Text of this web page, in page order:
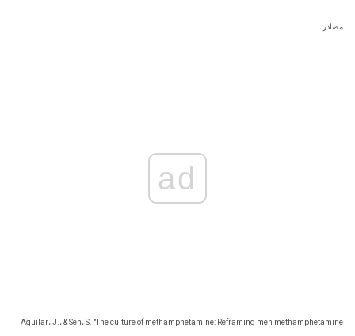
مصادر:
ad
Aguilar، J.، & Sen، S. "The culture of methamphetamine: Reframing men methamphetamine